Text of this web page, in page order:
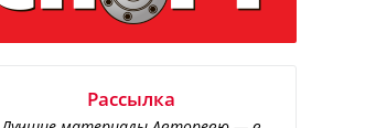
Рассылка